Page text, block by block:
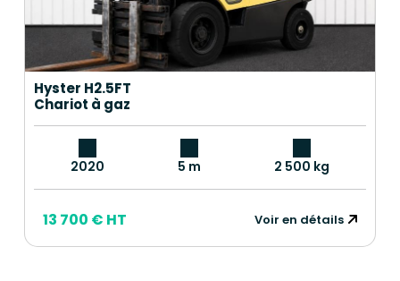
Hyster H2.5FT
Chariot à gaz
2020 5 m 2 500 kg
13 700 € HT Voir en détails